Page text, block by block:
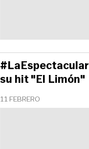
11 FEBRERO
su hit "El Limón"